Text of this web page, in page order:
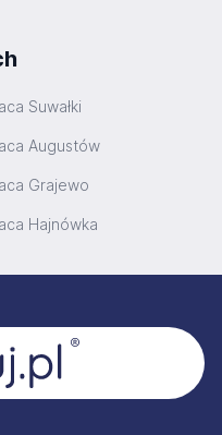
Suwałki
Augustów
Grajewo
Hajnówka